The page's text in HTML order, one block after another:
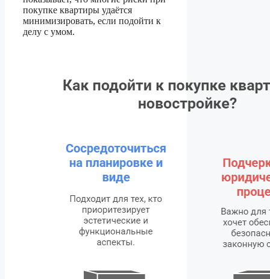
покупке квартиры удаётся
минимизировать, если подойти к
делу с умом.